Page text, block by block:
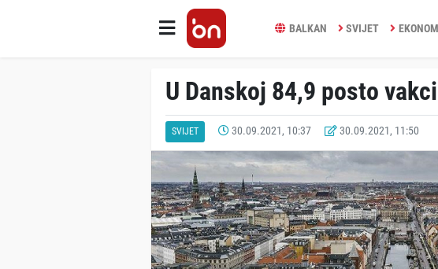
BALKAN SVIJET
U Danskoj 84,9 posto
SVIJET 30.09.2021, 10:37 30.09.2021, 11:50